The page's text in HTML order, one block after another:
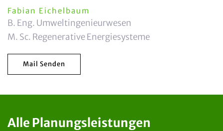
Fabian Eichelbaum
B. Eng. Umweltingenieurwesen
M. Sc. Regenerative Energiesysteme
Mail Senden
Alle Planungsleistungen